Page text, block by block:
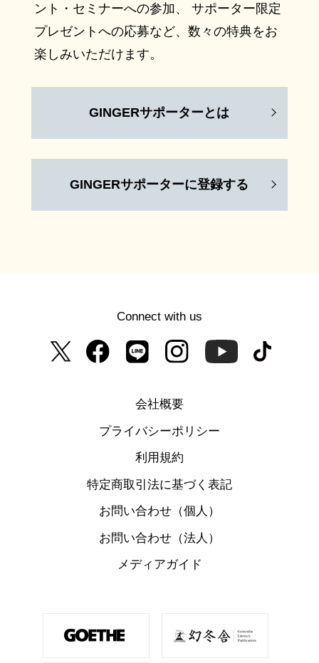
ント・セミナーへの参加、 サポーター限定
プレゼントへの応募など、数々の特典をお
楽しみいただけます。
GINGERサポーターとは
GINGERサポーターに登録する
Connect with us
会社概要
プライバシーポリシー
利用規約
特定商取引法に基づく表記
お問い合わせ（個人）
お問い合わせ（法人）
メディアガイド